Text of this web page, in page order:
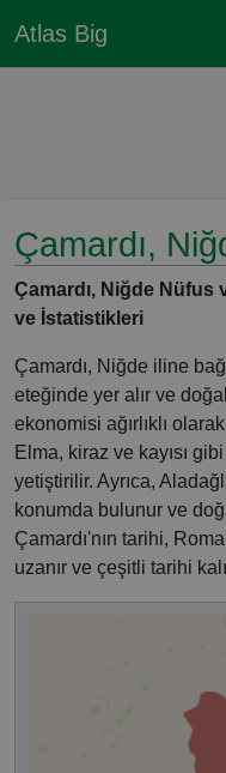
Atlas Big
Çamardı,
Çamardı, Niğde Nüfus
ve İstatistikleri
Çamardı, Niğde iline
eteğinde yer alır ve
ekonomisi ağırlıklı
Elma, kiraz ve kayısı
yetiştirilir. Ayrıca,
konumda bulunur ve
Çamardı'nın tarihi,
uzanır ve çeşitli tarihi